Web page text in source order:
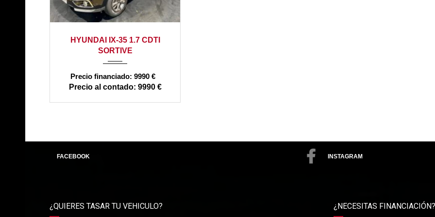
HYUNDAI IX-35 1.7 CDTI
SORTIVE
9990 €
9990 €
FACEBOOK INSTAGRAM
¿QUIERES TASAR TU VEHICULO? ¿NECESITAS FINANCIACIÓN?